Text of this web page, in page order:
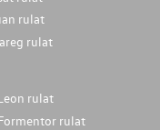
rulat
rulat
rulat
rulat